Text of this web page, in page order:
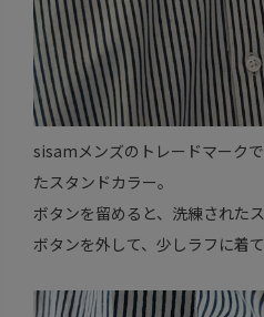
sisamメンズのトレードマーク
たスタンドカラー。
ボタンを留めると、洗練された
ボタンを外して、少しラフに着